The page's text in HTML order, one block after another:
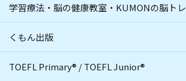
学習療法・脳の健康教室・KUMONの脳トレ
くもん出版
TOEFL Primary® /TOEFL Junior®